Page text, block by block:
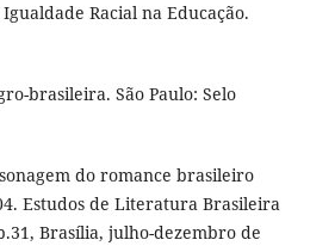
Racial na Educação.
brasileira. São Paulo: Selo
do romance brasileiro
Estudos de Literatura Brasileira
Brasília, julho-dezembro de